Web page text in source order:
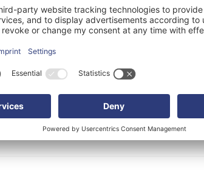
su lotto di 23.000 mq con area esterna
carico e scarico "coperto" di 1.200 mq
uffici, showroom e abitazione
è predisposto per l' installazione di ulteriori